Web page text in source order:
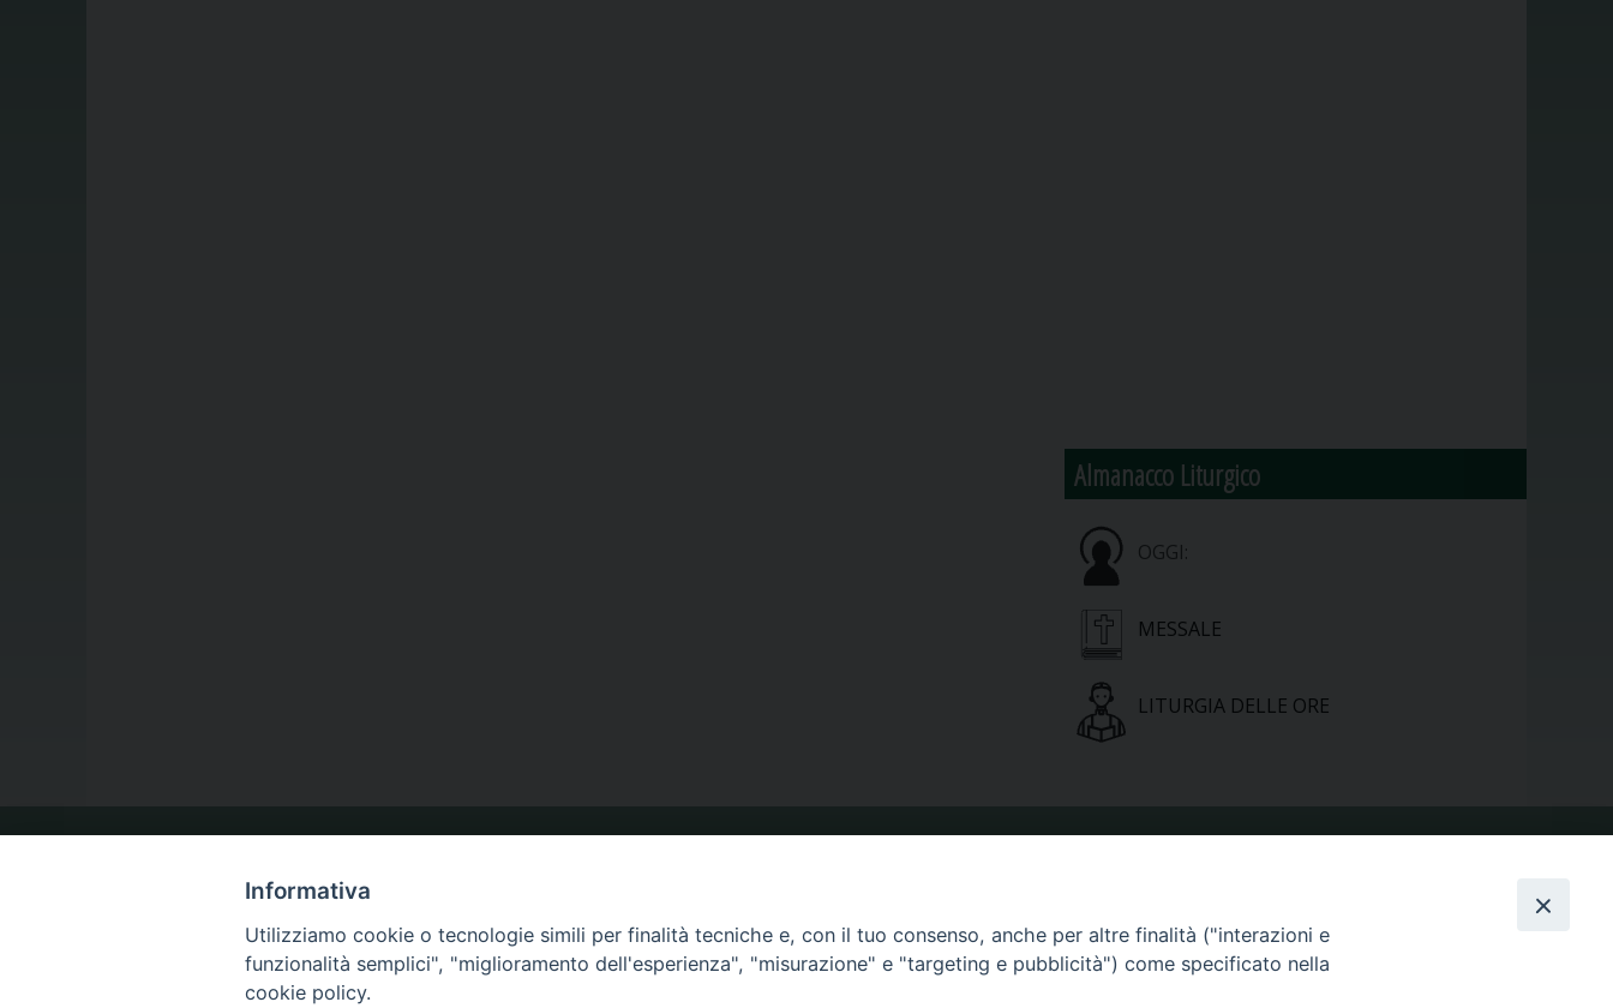
Almanacco Liturgico
OGGI:
MESSALE
LITURGIA DELLE ORE
LA NOSTRA DIOCESI
IL VESCOVO
CALENDARIO PASTORALE
PHOTOGALLERY
Informativa
Utilizziamo cookie o tecnologie simili per finalità tecniche e, con il tuo consenso, anche per altre finalità ("interazioni e
funzionalità semplici", "miglioramento dell'esperienza", "misurazione" e "targeting e pubblicità") come specificato nella
cookie policy.